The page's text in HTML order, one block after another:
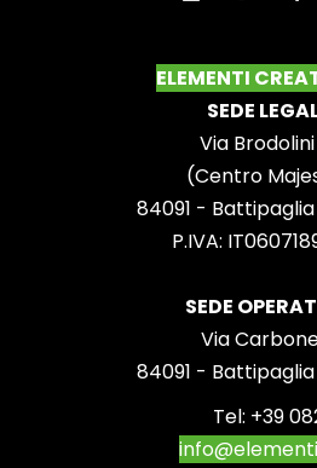
ELEMENTI
SEDE
Via
(Centro
84091 -
P.IVA:
SEDE
Via
84091 -
Tel: +39